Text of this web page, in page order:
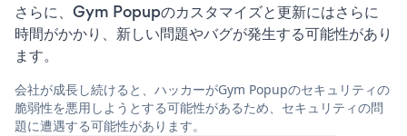
さらに、Gym Popupのカスタマイズと更新にはさらに
時間がかかり、新しい問題やバグが発生する可能性があり
ます。
会社が成長し続けると、ハッカーがGym Popupのセキュリティの
脆弱性を悪用しようとする可能性があるため、セキュリティの問
題に遭遇する可能性があります。